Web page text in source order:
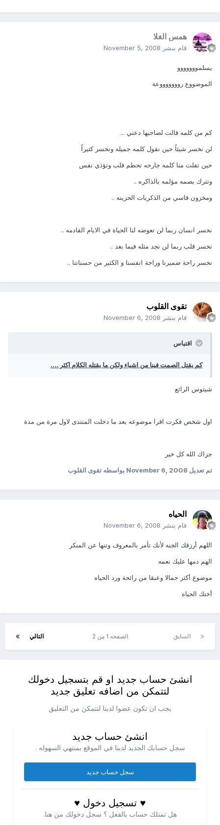
همس الغلا
قام بنشر November 5, 2008
يسلمووووووو
الموضووع روووووووعة
كم من كلمه قالت لصاحبها دعني ...
لن نخسر شيئاً حين نقول كلمه جميله ونخسر كثيراً
حين تفلت منا كلمه جارحه تحطم قلب وتؤذي نفس
وتترك بصمه مؤلمه بالذاكره ..
ومخزون قاسي من الذكريات الحزينه ..
نخسر انسان ربما لن تعوضه لنا الحياة في الايام القادمه ..
نخسر قلب ربما لن نجد مثله فيما بعد ..
نخسر راحة ضميرنا وراحة انفسنا و الكثير من حسناتنا ..
تقوى القلوب
قام بنشر November 6, 2008
اقتباس
كم يقتل الصمت فينا من اشياء ولكن ما يقتله الكلام اكثر ....
شيتوس الرائع
اول شخص فكرت اقرا موضوعه بعد ما دخلت المنتدى لاول مرة من مدة
جزاك الله كل خير
تم تعديلNovember 6, 2008بواسطه تقوى القلوب
الحياه
قام بنشر November 6, 2008
اللهم أرزقك الجنه لأنك تأمر بالمعروف وتنها عن المنكر
الهم دمها عليك نعمه
موضوع أكثر جمالا وعبقا من رائحة ورد الحياه
أختك الحياه
السابق التالي الصفحه 1 من 2
انشئ حساب جديد او قم بتسجيل دخولك
لتتمكن من اضافه تعليق جديد
يجب ان تكون عضوا لدينا لتتمكن من التعليق
انشئ حساب جديد
سجل حسابك الجديد لدينا في الموقع بمنتهي السهوله .
سجل حساب جديد
♥ تسجيل دخول ♥
هل تمتلك حساب بالفعل ؟ سجل دخولك من هنا.